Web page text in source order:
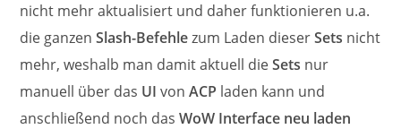
nicht mehr aktualisiert und daher funktionieren u.a.
die ganzenSlash-Befehlezum Laden dieserSets nicht
mehr, weshalb man damit aktuell dieSets nur
manuell über das UI vonACP laden kann und
anschließend noch dasWoW Interface neu laden